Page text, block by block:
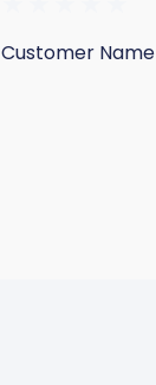
Customer Name